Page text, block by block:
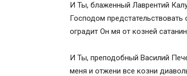
И Ты, блаженный Лаврентий
Господом
оградит Он мя от козней
И Ты, преподобный Василий
меня и отжени все козни